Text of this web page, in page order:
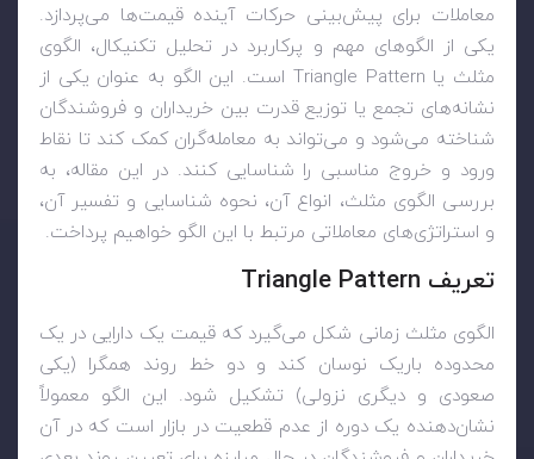
معاملات برای پیش‌بینی حرکات آینده قیمت‌ها می‌پردازد.
یکی از الگوهای مهم و پرکاربرد در تحلیل تکنیکال، الگوی
مثلث یا Triangle Pattern است. این الگو به عنوان یکی از
نشانه‌های تجمع یا توزیع قدرت بین خریداران و فروشندگان
شناخته می‌شود و می‌تواند به معامله‌گران کمک کند تا نقاط
ورود و خروج مناسبی را شناسایی کنند. در این مقاله، به
بررسی الگوی مثلث، انواع آن، نحوه شناسایی و تفسیر آن،
و استراتژی‌های معاملاتی مرتبط با این الگو خواهیم پرداخت.
تعریف Triangle Pattern
الگوی مثلث زمانی شکل می‌گیرد که قیمت یک دارایی در یک
محدوده باریک نوسان کند و دو خط روند همگرا (یکی
صعودی و دیگری نزولی) تشکیل شود. این الگو معمولاً
نشان‌دهنده یک دوره از عدم قطعیت در بازار است که در آن